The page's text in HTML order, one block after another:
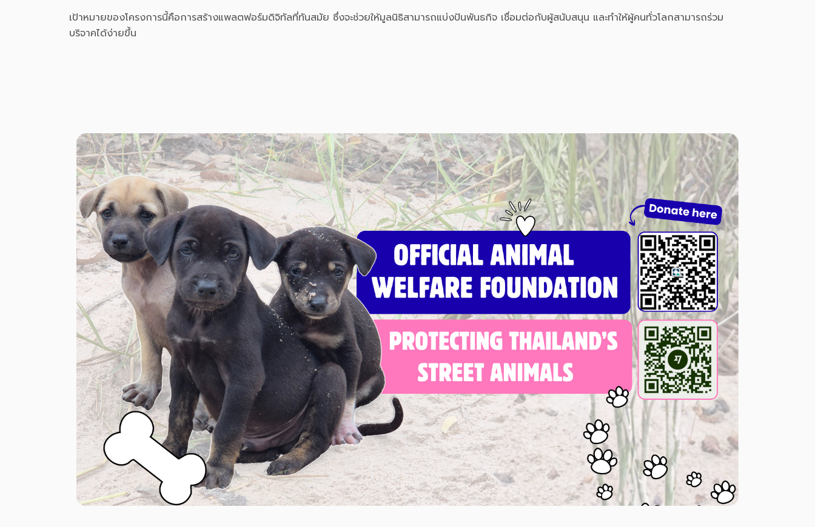
เป้าหมายของโครงการนี้คือการสร้างแพลตฟอร์มดิจิทัลที่ทันสมัย ซึ่งจะช่วยให้มูลนิธิสามารถแบ่งปันพันธกิจ เชื่อมต่อกับผู้สนับสนุน และทำให้ผู้คนทั่วโลกสามารถร่วม
บริจาคได้ง่ายขึ้น